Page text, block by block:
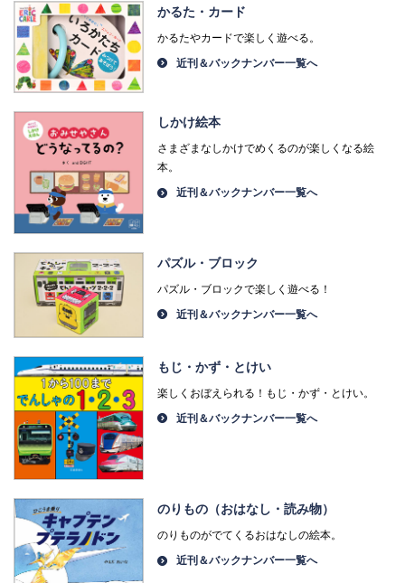
かるた・カード
かるたやカードで楽しく遊べる。
近刊＆バックナンバー一覧へ
しかけ絵本
さまざまなしかけでめくるのが楽しくなる絵
本。
近刊＆バックナンバー一覧へ
パズル・ブロック
パズル・ブロックで楽しく遊べる！
近刊＆バックナンバー一覧へ
もじ・かず・とけい
楽しくおぼえられる！もじ・かず・とけい。
近刊＆バックナンバー一覧へ
のりもの（おはなし・読み物）
のりものがでてくるおはなしの絵本。
近刊＆バックナンバー一覧へ